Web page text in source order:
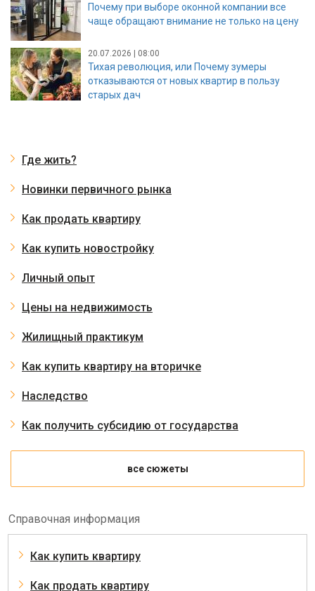
Почему при выборе оконной компании все
чаще обращают внимание не только на цену
20.07.2026 | 08:00
Тихая революция, или Почему зумеры
отказываются от новых квартир в пользу
старых дач
Где жить?
Новинки первичного рынка
Как продать квартиру
Как купить новостройку
Личный опыт
Цены на недвижимость
Жилищный практикум
Как купить квартиру на вторичке
Наследство
Как получить субсидию от государства
все сюжеты
Справочная информация
Как купить квартиру
Как продать квартиру